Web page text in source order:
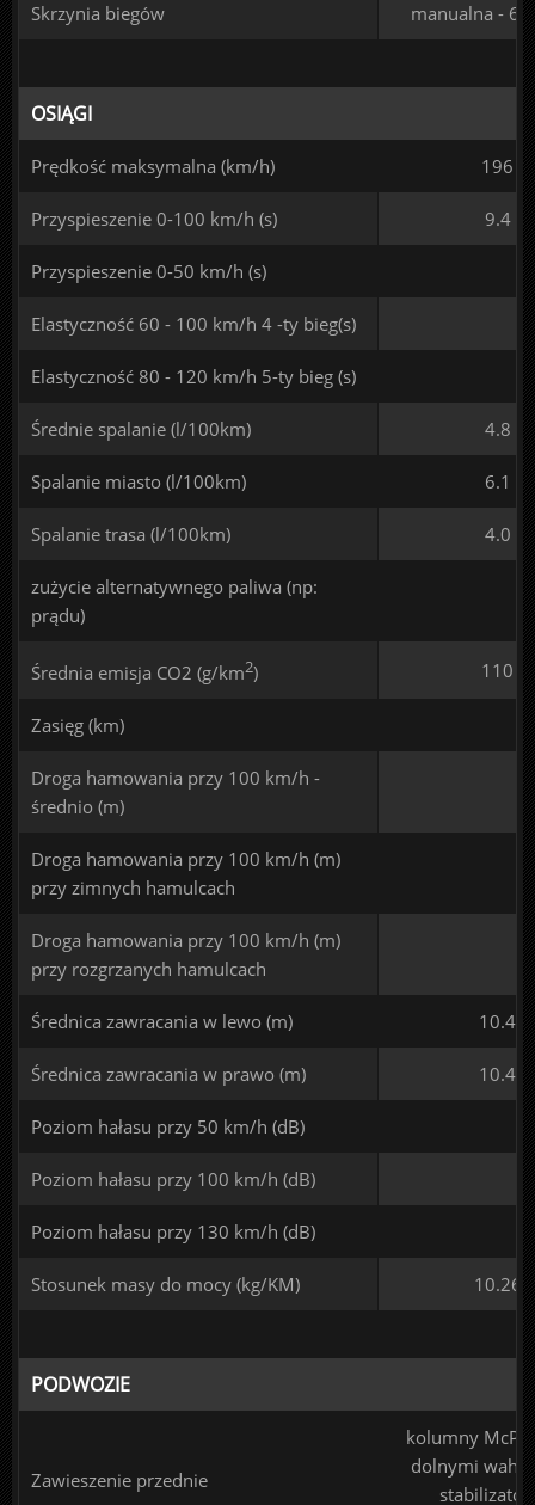
Skrzynia biegów manualna - 6
OSIĄGI
Prędkość maksymalna (km/h) 196
Przyspieszenie 0-100 km/h (s) 9.4
Przyspieszenie 0-50 km/h (s)
Elastyczność 60 - 100 km/h 4 -ty bieg(s)
Elastyczność 80 - 120 km/h 5-ty bieg (s)
Średnie spalanie (l/100km) 4.8
Spalanie miasto (l/100km) 6.1
Spalanie trasa (l/100km) 4.0
zużycie alternatywnego paliwa (np:
prądu)
Średnia emisja CO2 (g/km2) 110
Zasięg (km)
Droga hamowania przy 100 km/h -
średnio (m)
Droga hamowania przy 100 km/h (m)
przy zimnych hamulcach
Droga hamowania przy 100 km/h (m)
przy rozgrzanych hamulcach
Średnica zawracania w lewo (m) 10.4
Średnica zawracania w prawo (m) 10.4
Poziom hałasu przy 50 km/h (dB)
Poziom hałasu przy 100 km/h (dB)
Poziom hałasu przy 130 km/h (dB)
Stosunek masy do mocy (kg/KM) 10.26
PODWOZIE
Zawieszenie przednie
kolumny
dolnymi